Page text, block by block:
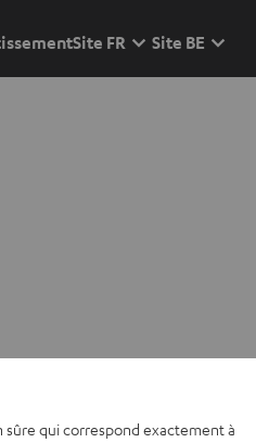
Site FR Site BE
qui correspond exactement à